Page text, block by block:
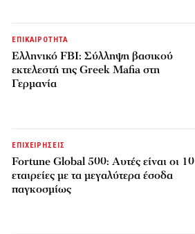
ΕΠΙΚΑΙΡΟΤΗΤΑ
Ελληνικό FBI: Σύλληψη βασικού
εκτελεστή της Greek Mafia στη
Γερμανία
ΕΠΙΧΕΙΡΗΣΕΙΣ
Fortune Global 500: Αυτές είναι οι 10
εταιρείες με τα μεγαλύτερα έσοδα
παγκοσμίως